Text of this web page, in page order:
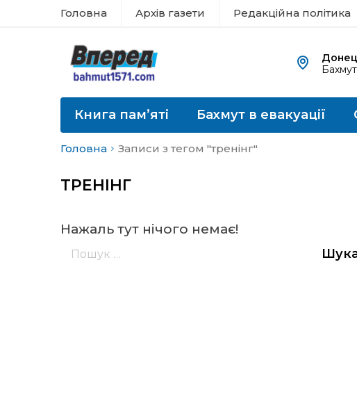
Головна Архів газети Редакційна політика
Книга пам’яті Бахмут в евакуації
Головна Записи з тегом "тренінг"
ТРЕНІНГ
Нажаль тут нічого немає!